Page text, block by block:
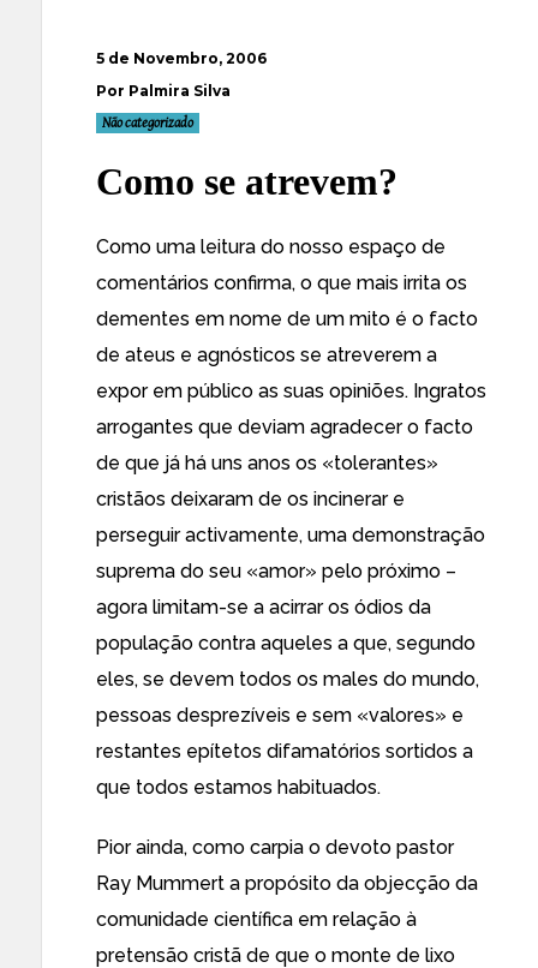
5 de Novembro, 2006
Por Palmira Silva
Não categorizado
Como se atrevem?
Como uma leitura do nosso espaço de
comentários confirma, o que mais irrita os
dementes em nome de um mito é o facto
de ateus e agnósticos se atreverem a
expor em público as suas opiniões. Ingratos
arrogantes que deviam agradecer o facto
de que já há uns anos os «tolerantes»
cristãos deixaram de os incinerar e
perseguir activamente, uma demonstração
suprema do seu «amor» pelo próximo –
agora limitam-se a acirrar os ódios da
população contra aqueles a que, segundo
eles, se devem todos os males do mundo,
pessoas desprezíveis e sem «valores» e
restantes epítetos difamatórios sortidos a
que todos estamos habituados.
Pior ainda, como carpia o devoto pastor
Ray Mummert a propósito da objecção da
comunidade científica em relação à
pretensão cristã de que o monte de lixo